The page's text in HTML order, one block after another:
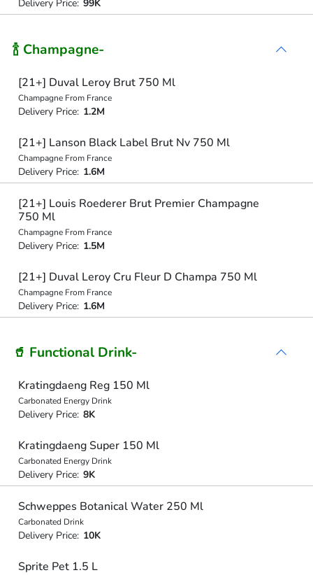
Delivery Price: 99K
🍾 Champagne-
[21+] Duval Leroy Brut 750 Ml
Champagne From France
Delivery Price: 1.2M
[21+] Lanson Black Label Brut Nv 750 Ml
Champagne From France
Delivery Price: 1.6M
[21+] Louis Roederer Brut Premier Champagne
750 Ml
Champagne From France
Delivery Price: 1.5M
[21+] Duval Leroy Cru Fleur D Champa 750 Ml
Champagne From France
Delivery Price: 1.6M
🥤 Functional Drink-
Kratingdaeng Reg 150 Ml
Carbonated Energy Drink
Delivery Price: 8K
Kratingdaeng Super 150 Ml
Carbonated Energy Drink
Delivery Price: 9K
Schweppes Botanical Water 250 Ml
Carbonated Drink
Delivery Price: 10K
Sprite Pet 1.5 L